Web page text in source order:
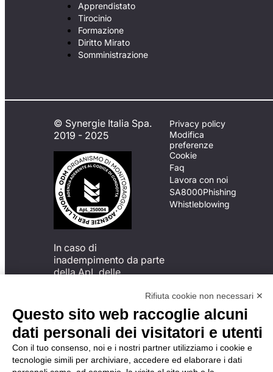
Apprendistato
Tirocinio
Formazione
Diritto Mirato
Somministrazione
© Synergie Italia Spa.
2019 - 2025
In caso di
inadempimento da parte
della ApL delle
del Codice di Condotta, è
possibile presentare un
reclamo
all’Organismo di
Monitoraggio utilizzando
una delle modalità
descritte al seguente
Privacy policy
Modifica
preferenze
Cookie
Faq
Lavora con noi
SA8000Phishing
Whistleblowing
Rifiuta cookie non necessari ✕
Questo sito web raccoglie alcuni
dati personali dei visitatori e utenti
Con il tuo consenso, noi e i nostri partner utilizziamo i cookie e
tecnologie simili per archiviare, accedere ed elaborare i dati